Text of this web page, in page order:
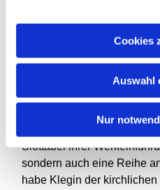
Cookies
Auswahl
Nur
Jüngling zeigt aber, dass
Christus der richtigere
mit der Kollekte ebenfalls
"Das Werk steht für
betonte Kunsthistorikerin
Slottabei ihrer
sondern auch eine Reihe
habe Klegin der